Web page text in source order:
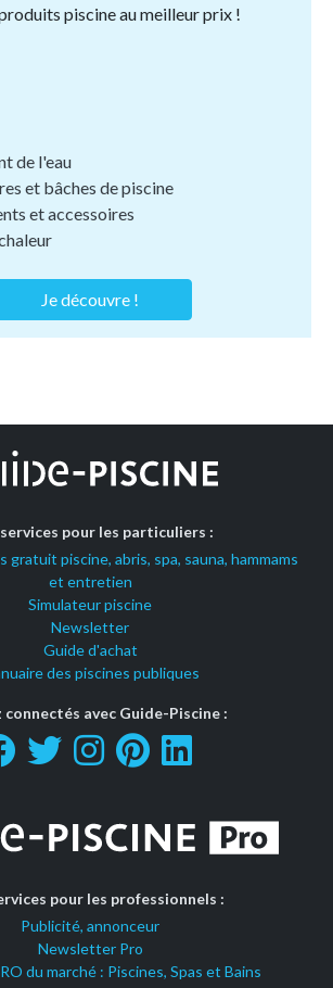
piscine au meilleur prix !
de l'eau
et bâches de piscine
et accessoires
Je découvre !
pour les particuliers :
gratuit piscine, abris, spa, sauna, hammams
et entretien
Simulateur piscine
Newsletter
Guide d'achat
des piscines publiques
connectés avec Guide-Piscine :
pour les professionnels :
Publicité, annonceur
Newsletter Pro
du marché : Piscines, Spas et Bains